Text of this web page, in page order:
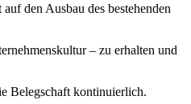
den Ausbau des bestehenden
– zu erhalten und
Belegschaft kontinuierlich.